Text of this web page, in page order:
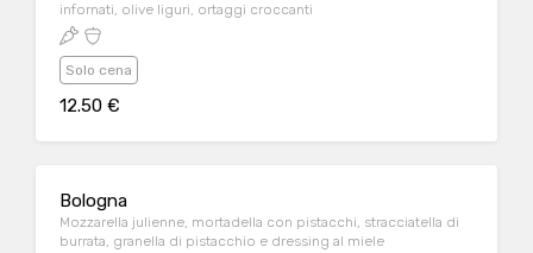
infornati, olive liguri, ortaggi croccanti
Solo cena
12.50 €
Bologna
Mozzarella julienne, mortadella con pistacchi, stracciatella di
burrata, granella di pistacchio e dressing al miele